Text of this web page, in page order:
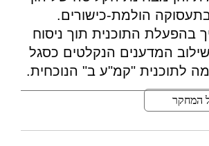
הולמת-כישורים.
בהפעלת התוכנית תוך ניסוח
המדענים הנקלטים כסגל
לתוכנית "קמ"ע ב" הנוכחית.
המחקר